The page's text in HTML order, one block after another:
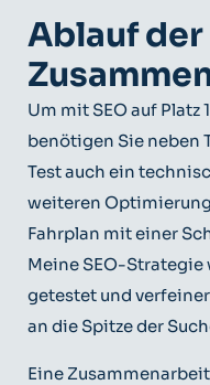
Ablauf der
Um mit SEO auf Platz
benötigen Sie neben
Test auch ein
weiteren
Fahrplan mit einer
Meine SEO-
getestet und
an die Spitze der
Eine